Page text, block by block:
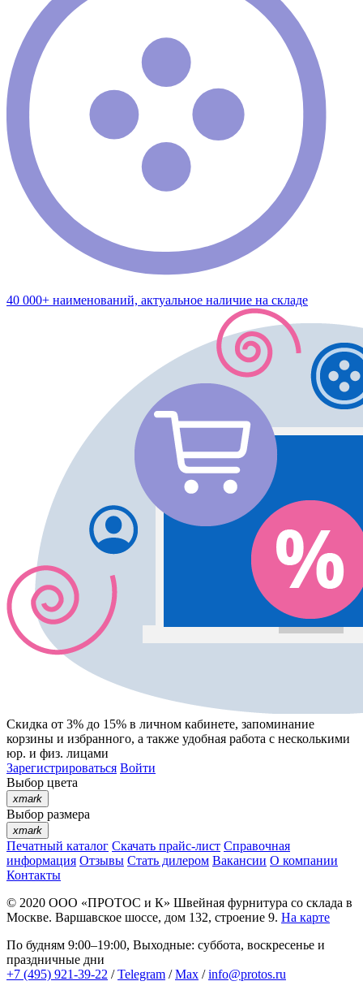
40 000+ наименований, актуальное наличие на складе
Скидка от 3% до 15% в личном кабинете, запоминание
корзины и избранного, а также удобная работа с несколькими
юр. и физ. лицами
Зарегистрироваться Войти
Выбор цвета
xmark
Выбор размера
xmark
Печатный каталог Скачать прайс-лист Справочная
информация Отзывы Стать дилером Вакансии О компании
Контакты
© 2020 ООО «ПРОТОС и К» Швейная фурнитура со склада в
Москве. Варшавское шоссе, дом 132, строение 9. На карте
По будням 9:00–19:00, Выходные: суббота, воскресенье и
праздничные дни
+7 (495) 921-39-22 /Telegram /Max /info@protos.ru